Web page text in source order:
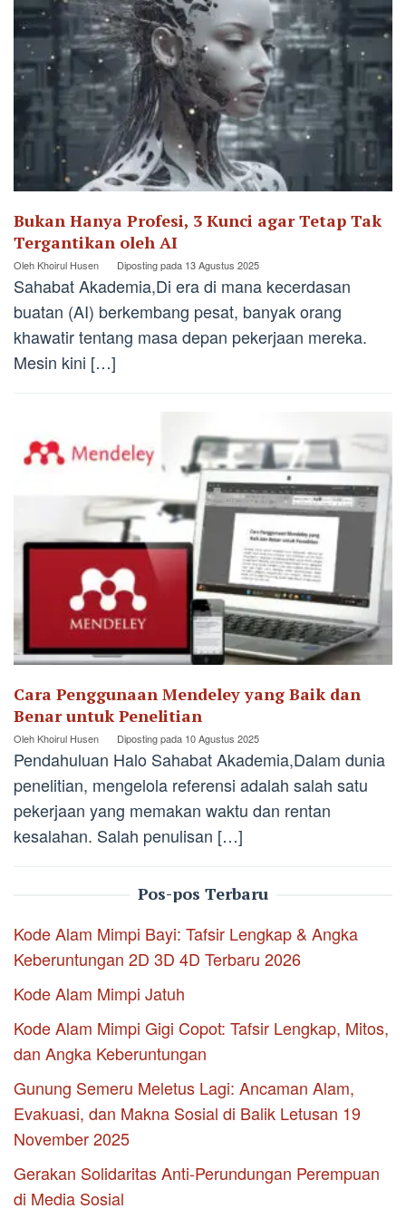
Bukan Hanya Profesi, 3 Kunci agar Tetap Tak
Tergantikan oleh AI
Oleh Khoirul Husen Diposting pada 13 Agustus 2025
Sahabat Akademia,Di era di mana kecerdasan
buatan (AI) berkembang pesat, banyak orang
khawatir tentang masa depan pekerjaan mereka.
Mesin kini […]
Cara Penggunaan Mendeley yang Baik dan
Benar untuk Penelitian
Oleh Khoirul Husen Diposting pada 10 Agustus 2025
Pendahuluan Halo Sahabat Akademia,Dalam dunia
penelitian, mengelola referensi adalah salah satu
pekerjaan yang memakan waktu dan rentan
kesalahan. Salah penulisan […]
Pos-pos Terbaru
Kode Alam Mimpi Bayi: Tafsir Lengkap & Angka
Keberuntungan 2D 3D 4D Terbaru 2026
Kode Alam Mimpi Jatuh
Kode Alam Mimpi Gigi Copot: Tafsir Lengkap, Mitos,
dan Angka Keberuntungan
Gunung Semeru Meletus Lagi: Ancaman Alam,
Evakuasi, dan Makna Sosial di Balik Letusan 19
November 2025
Gerakan Solidaritas Anti-Perundungan Perempuan
di Media Sosial